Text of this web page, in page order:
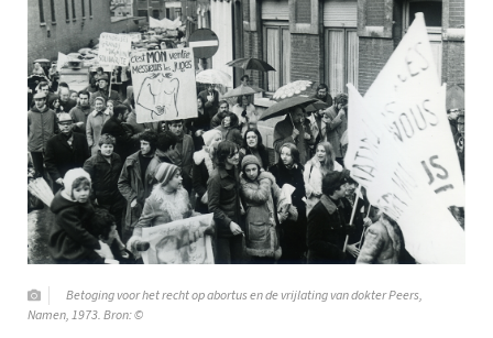
Betoging voor het recht op abortus en de vrijlating van dokter Peers,
Namen, 1973. Bron: ©